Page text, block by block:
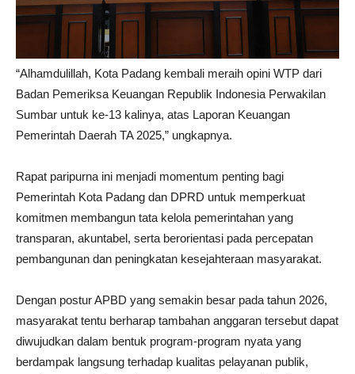
“Alhamdulillah, Kota Padang kembali meraih opini WTP dari
Badan Pemeriksa Keuangan Republik Indonesia Perwakilan
Sumbar untuk ke-13 kalinya, atas Laporan Keuangan
Pemerintah Daerah TA 2025,” ungkapnya.
Rapat paripurna ini menjadi momentum penting bagi
Pemerintah Kota Padang dan DPRD untuk memperkuat
komitmen membangun tata kelola pemerintahan yang
transparan, akuntabel, serta berorientasi pada percepatan
pembangunan dan peningkatan kesejahteraan masyarakat.
Dengan postur APBD yang semakin besar pada tahun 2026,
masyarakat tentu berharap tambahan anggaran tersebut dapat
diwujudkan dalam bentuk program-program nyata yang
berdampak langsung terhadap kualitas pelayanan publik,